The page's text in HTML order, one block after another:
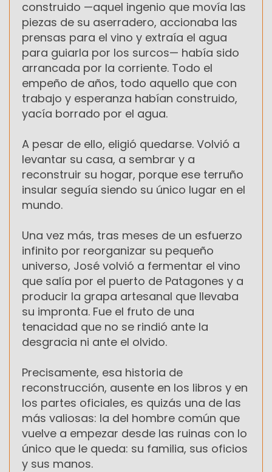
construido —aquel ingenio que movía las
piezas de su aserradero, accionaba las
prensas para el vino y extraía el agua
para guiarla por los surcos— había sido
arrancada por la corriente. Todo el
empeño de años, todo aquello que con
trabajo y esperanza habían construido,
yacía borrado por el agua.
A pesar de ello, eligió quedarse. Volvió a
levantar su casa, a sembrar y a
reconstruir su hogar, porque ese terruño
insular seguía siendo su único lugar en el
mundo.
Una vez más, tras meses de un esfuerzo
infinito por reorganizar su pequeño
universo, José volvió a fermentar el vino
que salía por el puerto de Patagones y a
producir la grapa artesanal que llevaba
su impronta. Fue el fruto de una
tenacidad que no se rindió ante la
desgracia ni ante el olvido.
Precisamente, esa historia de
reconstrucción, ausente en los libros y en
los partes oficiales, es quizás una de las
más valiosas: la del hombre común que
vuelve a empezar desde las ruinas con lo
único que le queda: su familia, sus oficios
y sus manos.